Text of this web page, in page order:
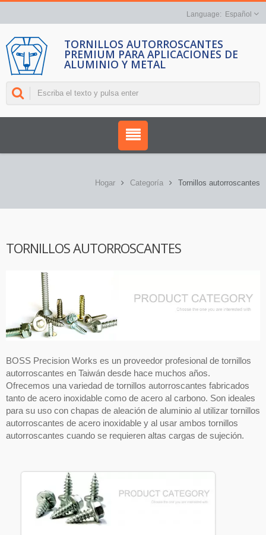
Español
TORNILLOS AUTORROSCANTES
PREMIUM PARA APLICACIONES DE
ALUMINIO Y METAL
Hogar Categoría Tornillos autorroscantes
TORNILLOS AUTORROSCANTES
BOSS Precision Works es un proveedor profesional de tornillos
autorroscantes en Taiwán desde hace muchos años.
Ofrecemos una variedad de tornillos autorroscantes fabricados
tanto de acero inoxidable como de acero al carbono. Son ideales
para su uso con chapas de aleación de aluminio al utilizar tornillos
autorroscantes de acero inoxidable y al usar ambos tornillos
autorroscantes cuando se requieren altas cargas de sujeción.